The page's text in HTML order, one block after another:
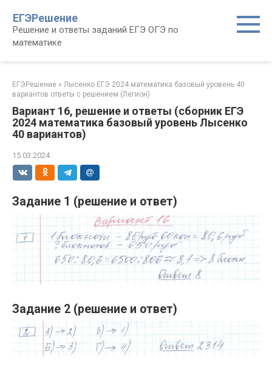
контенту
ЕГЭРешение
Решение и ответы заданий ЕГЭ ОГЭ по
математике
ЕГЭРешение » Лысенко ЕГЭ 2024 математика базовый уровень 40
вариантов ответы с решением (Легион)
Вариант 16, решение и ответы (сборник ЕГЭ
2024 математика базовый уровень Лысенко
40 вариантов)
15.03.2024
Задание 1 (решение и ответ)
Задание 2 (решение и ответ)